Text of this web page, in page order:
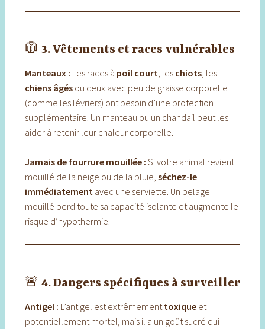
🧥 3. Vêtements et races vulnérables
Manteaux : Les races à poil court , les chiots, les
chiens âgésou ceux avec peu de graisse corporelle
(comme les lévriers) ont besoin d’une protection
supplémentaire. Un manteau ou un chandail peut les
aider à retenir leur chaleur corporelle.
Jamais de fourrure mouillée : Si votre animal revient
mouillé de la neige ou de la pluie, séchez-le
immédiatementavec une serviette. Un pelage
mouillé perd toute sa capacité isolante et augmente le
risque d’hypothermie.
🚨 4. Dangers spécifiques à surveiller
Antigel : L’antigel est extrêmement toxiqueet
potentiellement mortel, mais il a un goût sucré qui